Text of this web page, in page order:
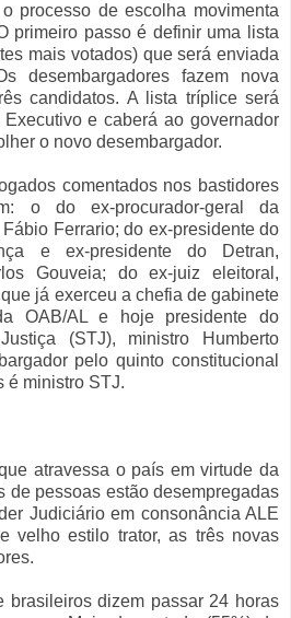
processo de escolha movimenta
primeiro passo é definir uma lista
mais votados) que será enviada
desembargadores fazem nova
candidatos. A lista tríplice será
e caberá ao governador
o novo desembargador.
comentados nos bastidores
o do ex-procurador-geral da
Ferrario; do ex-presidente do
e ex-presidente do Detran,
Gouveia; do ex-juiz eleitoral,
já exerceu a chefia de gabinete
OAB/AL e hoje presidente do
(STJ), ministro Humberto
pelo quinto constitucional
é ministro STJ.
atravessa o país em virtude da
de pessoas estão desempregadas
Judiciário em consonância ALE
velho estilo trator, as três novas
brasileiros dizem passar 24 horas